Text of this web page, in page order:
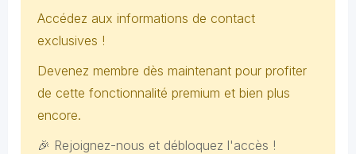
Accédez aux informations de contact
exclusives !
Devenez membre dès maintenant pour profiter
de cette fonctionnalité premium et bien plus
encore.
🎉 Rejoignez-nous et débloquez l'accès !